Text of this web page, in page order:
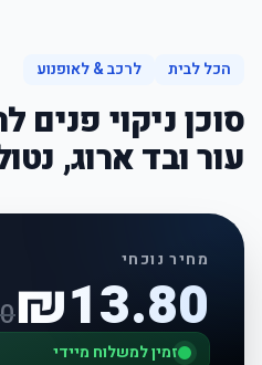
הכל לבית לרכב & לאופנוע
סוכן ניקוי
עור ובד ארוג,
מחיר נוכחי
₪13.80
זמין למשלוח מיידי